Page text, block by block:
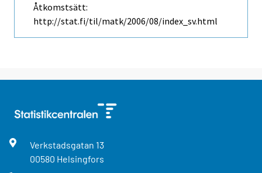
Åtkomstsätt:
http://stat.fi/til/matk/2006/08/index_sv.html
Verkstadsgatan 13
00580 Helsingfors